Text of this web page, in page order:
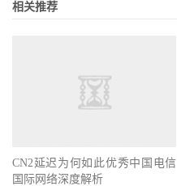
相关推荐
CN2延迟为何如此优秀中国电信
国际网络深度解析